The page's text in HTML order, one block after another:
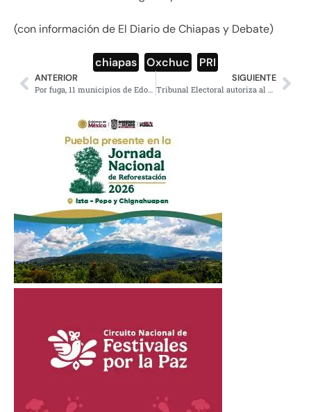
(con información de El Diario de Chiapas y Debate)
chiapas Oxchuc PRI
ANTERIOR
Por fuga, 11 municipios de Edomex se quedarán sin agua por 3 días
SIGUIENTE
Tribunal Electoral autoriza al PRI proceda legalmente contra AMLO